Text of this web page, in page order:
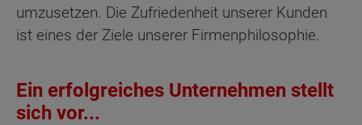
umzusetzen. Die Zufriedenheit unserer Kunden
ist eines der Ziele unserer Firmenphilosophie.
Ein erfolgreiches Unternehmen stellt
sich vor...